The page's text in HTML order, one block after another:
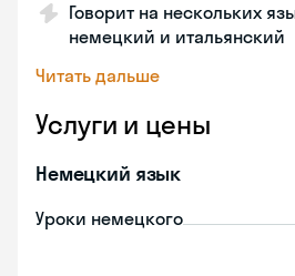
Говорит на нескольких
немецкий и итальянский
Читать дальше
Услуги и цены
Немецкий язык
Уроки немецкого